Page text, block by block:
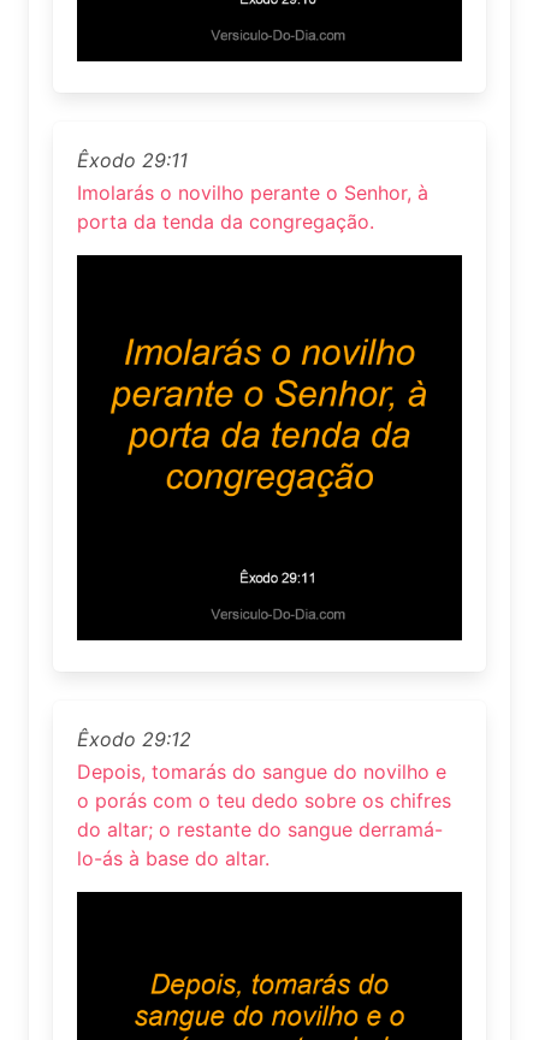
Êxodo 29:11
Imolarás o novilho perante o Senhor, à
porta da tenda da congregação.
Êxodo 29:12
Depois, tomarás do sangue do novilho e
o porás com o teu dedo sobre os chifres
do altar; o restante do sangue derramá-
lo-ás à base do altar.